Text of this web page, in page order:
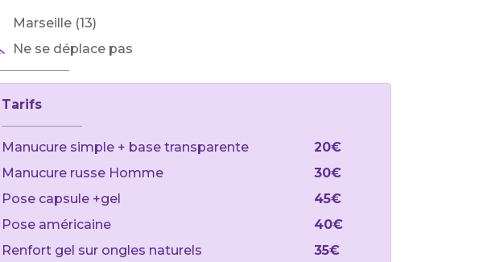
Marseille (13)
Ne se déplace pas
Tarifs
Manucure simple + base transparente
20€
Manucure russe Homme
30€
Pose capsule +gel
45€
Pose américaine
40€
Renfort gel sur ongles naturels
35€